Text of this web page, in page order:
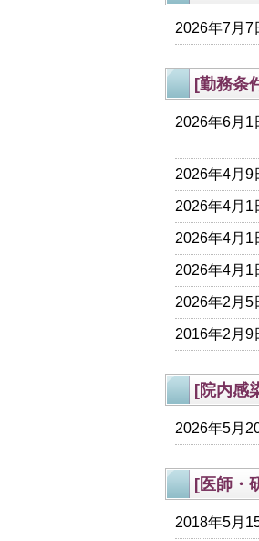
2026年7月7
[勤務条
2026年6月1
2026年4月9
2026年4月1
2026年4月1
2026年4月1
2026年2月5
2016年2月9
[院内感
2026年5月
[医師・
2018年5月